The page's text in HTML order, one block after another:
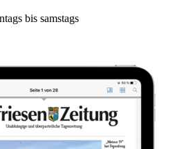
bis samstags